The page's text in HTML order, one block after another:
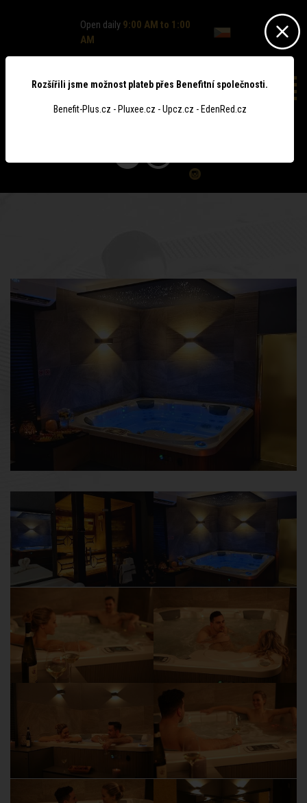
Open daily 9:00 AM to 1:00
AM
Rozšířili jsme možnost plateb přes Benefitní společnosti.
Benefit-Plus.cz - Pluxee.cz - Upcz.cz - EdenRed.cz